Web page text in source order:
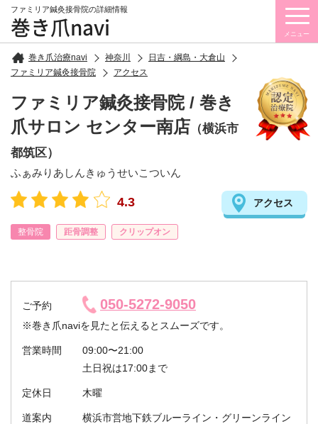
ファミリア鍼灸接骨院の詳細情報
巻き爪navi
巻き爪治療navi 神奈川
日吉・綱島・大倉山
ファミリア鍼灸接骨院
アクセス
ファミリア鍼灸接骨院 / 巻き
爪サロン センター南店 （横浜市
都筑区）
ふぁみりあしんきゅうせいこついん
4.3 アクセス
整骨院 距骨調整 クリップオン
ご予約 050-5272-9050
※巻き爪naviを見たと伝えるとスムーズです。
営業時間
09:00〜21:00
土日祝は17:00まで
定休日 木曜
道案内
横浜市営地下鉄ブルーライン・グリーンライン
メニュー